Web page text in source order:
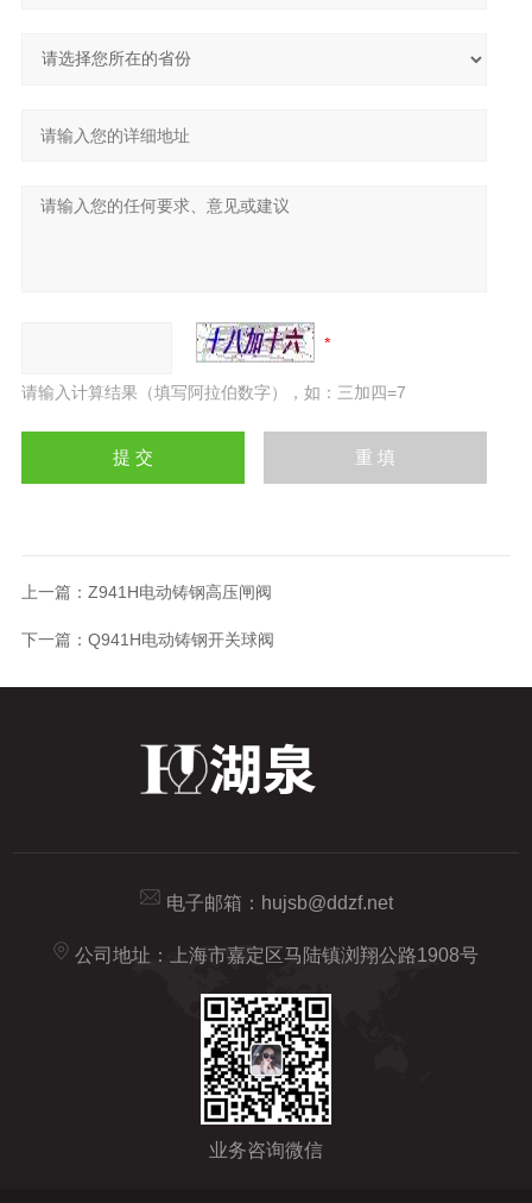
请输入计算结果（填写阿拉伯数字），如：三加四=7
上一篇： Z941H电动铸钢高压闸阀
下一篇： Q941H电动铸钢开关球阀
电子邮箱： hujsb@ddzf.net
公司地址：上海市嘉定区马陆镇浏翔公路1908号
业务咨询微信